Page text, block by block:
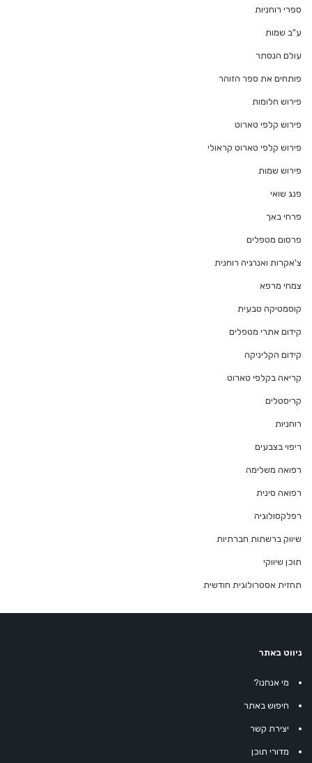
ספרי רוחניות
ע"ב שמות
עולם הנסתר
פותחים את ספר הזוהר
פירוש חלומות
פירוש קלפי טארוט
פירוש קלפי טארוט קראולי
פירוש שמות
פנג שואי
פרחי באך
פרסום מטפלים
צ'אקרות ואנרגיה רוחנית
צמחי מרפא
קוסמטיקה טבעית
קידום אתרי מטפלים
קידום הקליניקה
קריאה בקלפי טארוט
קריסטלים
רוחניות
ריפוי בצבעים
רפואה משלימה
רפואה סינית
רפלקסולוגיה
שיווק ברשתות חברתיות
תוכן שיווקי
תחזית אסטרולוגית חודשית
ניווט באתר
מי אנחנו?
חיפוש באתר
יצירת קשר
מדורי תוכן